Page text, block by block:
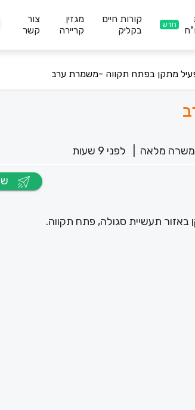
חדש
קורות חיים
בקליק
מגזין
קריירה
צור
קשר
מתקן בפתח תקווה -משמרת ערב
משרה מלאה לפני 9 שעות
תעשיית סגולה, פתח תקווה.